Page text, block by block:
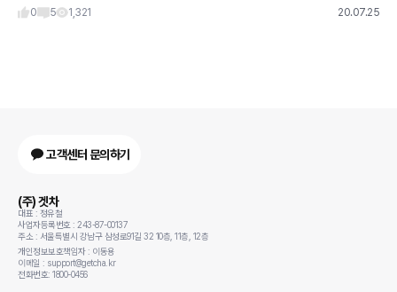
0
5 1,321 20.07.25
고객센터 문의하기
(주) 겟차
대표 : 정유철
사업자등록번호 : 243-87-00137
주소 : 서울특별시 강남구 삼성로91길 32 10층, 11층, 12층
개인정보보호책임자 : 이동용
이메일 : support@getcha.kr
전화번호: 1800-0456